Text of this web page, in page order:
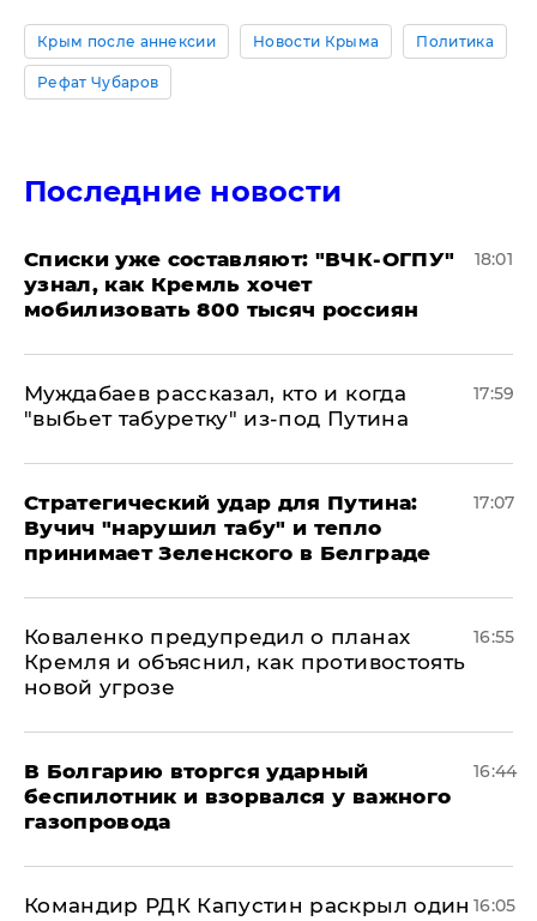
Крым после аннексии Новости Крыма Политика
Рефат Чубаров
Последние новости
Списки уже составляют: "ВЧК-ОГПУ"
узнал, как Кремль хочет
мобилизовать 800 тысяч россиян
18:01
Муждабаев рассказал, кто и когда
"выбьет табуретку" из-под Путина
17:59
Стратегический удар для Путина:
Вучич "нарушил табу" и тепло
принимает Зеленского в Белграде
17:07
Коваленко предупредил о планах
Кремля и объяснил, как противостоять
новой угрозе
16:55
В Болгарию вторгся ударный
беспилотник и взорвался у важного
газопровода
16:44
Командир РДК Капустин раскрыл один 16:05